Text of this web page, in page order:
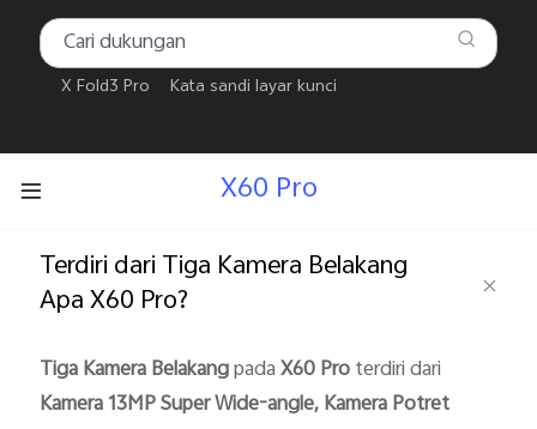
X Fold3 Pro Kata sandi layar kunci
X60 Pro
Terdiri dari Tiga Kamera Belakang
Apa X60 Pro? ​
Tiga Kamera Belakang pada X60 Pro
Kamera 13MP Super Wide-angle, Kamera Potret